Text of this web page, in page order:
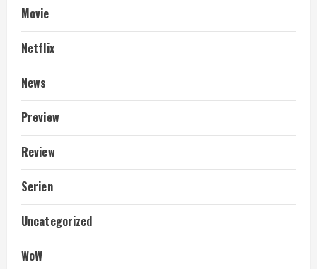
Movie
Netflix
News
Preview
Review
Serien
Uncategorized
WoW